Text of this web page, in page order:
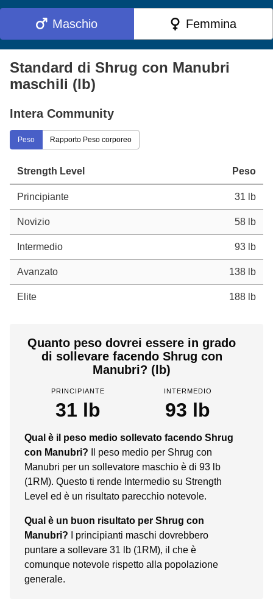
Maschio Femmina
Standard di Shrug con Manubri
maschili (lb)
Intera Community
Peso Rapporto Peso corporeo
Strength Level Peso
Principiante 31 lb
Novizio 58 lb
Intermedio 93 lb
Avanzato 138 lb
Elite 188 lb
Quanto peso dovrei essere in grado
di sollevare facendo Shrug con
Manubri? (lb)
PRINCIPIANTE
31 lb
INTERMEDIO
93 lb
Qual è il peso medio sollevato facendo Shrug
con Manubri?
Il peso medio per Shrug con
Manubri per un sollevatore maschio è di 93 lb
(1RM). Questo ti rende Intermedio su Strength
Level ed è un risultato parecchio notevole.
Qual è un buon risultato per Shrug con
Manubri?
I principianti maschi dovrebbero
puntare a sollevare 31 lb (1RM), il che è
comunque notevole rispetto alla popolazione
generale.